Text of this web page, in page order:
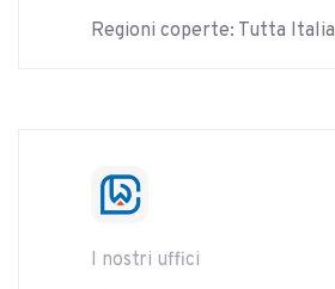
Regioni coperte: Tutta Italia
I nostri uffici